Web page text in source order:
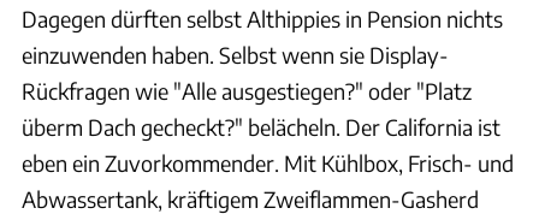
Dagegen dürften selbst Althippies in Pension nichts
einzuwenden haben. Selbst wenn sie Display-
Rückfragen wie "Alle ausgestiegen?" oder "Platz
überm Dach gecheckt?" belächeln. Der California ist
eben ein Zuvorkommender. Mit Kühlbox, Frisch- und
Abwassertank, kräftigem Zweiflammen-Gasherd